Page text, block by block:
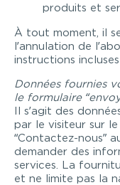
produits et
À tout moment, il
l’annulation de
instructions
Données fournies
le formulaire
Il s’agit des
par le visiteur sur
“Contactez-nous”
demander des
services. La
et ne limite pas la